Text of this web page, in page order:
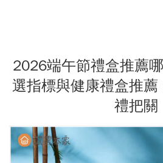
2026端午節禮盒推薦
選指標與健康禮盒推
禮把關